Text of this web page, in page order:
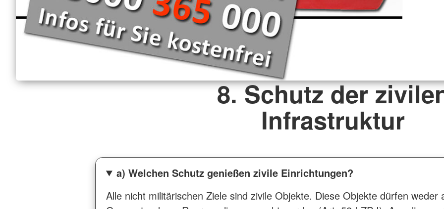
8. Schutz der
Infrastruktur
a) Welchen Schutz genießen zivile Einrichtungen?
Alle nicht militärischen Ziele sind zivile Objekte. Diese Objekte dürfen weder